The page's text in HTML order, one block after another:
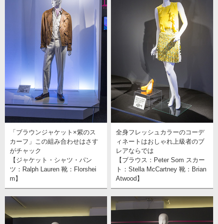
「ブラウンジャケット×紫のス
カーフ」この組み合わせはさす
がチャック
【ジャケット・シャツ・パン
ツ：Ralph Lauren 靴：Florshei
m】
全身フレッシュカラーのコーデ
ィネートはおしゃれ上級者のブ
レアならでは
【ブラウス：Peter Som スカー
ト：Stella McCartney 靴：Brian
Atwood】